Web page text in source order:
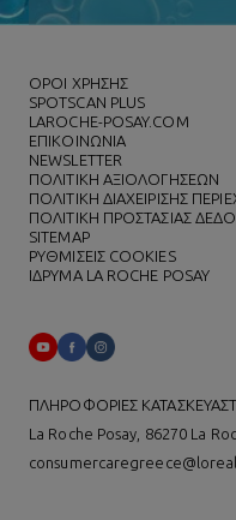
ΌΡΟΙ ΧΡΗΣΗΣ
SPOTSCAN PLUS
LAROCHE-POSAY.COM
ΕΠΙΚΟΙΝΩΝΙΑ
NEWSLETTER
ΠΟΛΙΤΙΚΗ ΑΞΙΟΛΟΓΗΣΕΩΝ
ΠΟΛΙΤΙΚΗ ΔΙΑΧΕΙΡΙΣΗΣ
ΠΟΛΙΤΙΚΗ ΠΡΟΣΤΑΣΙΑΣ
SITEMAP
ΡΥΘΜΙΣΕΙΣ COOKIES
ΙΔΡΥΜΑ LA ROCHE POSAY
ΠΛΗΡΟΦΟΡΙΕΣ
La Roche Posay, 86270 La